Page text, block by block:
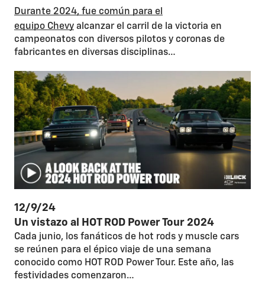
Durante 2024, fue común para el
equipo Chevy alcanzar el carril de la victoria en
campeonatos con diversos pilotos y coronas de
fabricantes en diversas disciplinas…
12/9/24
Un vistazo al HOT ROD Power Tour 2024
Cada junio, los fanáticos de hot rods y muscle cars
se reúnen para el épico viaje de una semana
conocido como HOT ROD Power Tour. Este año, las
festividades comenzaron…